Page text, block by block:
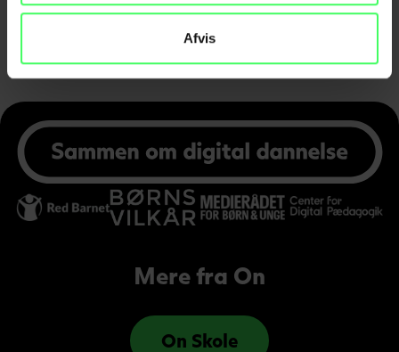
Afvis
Mere fra On
On Skole